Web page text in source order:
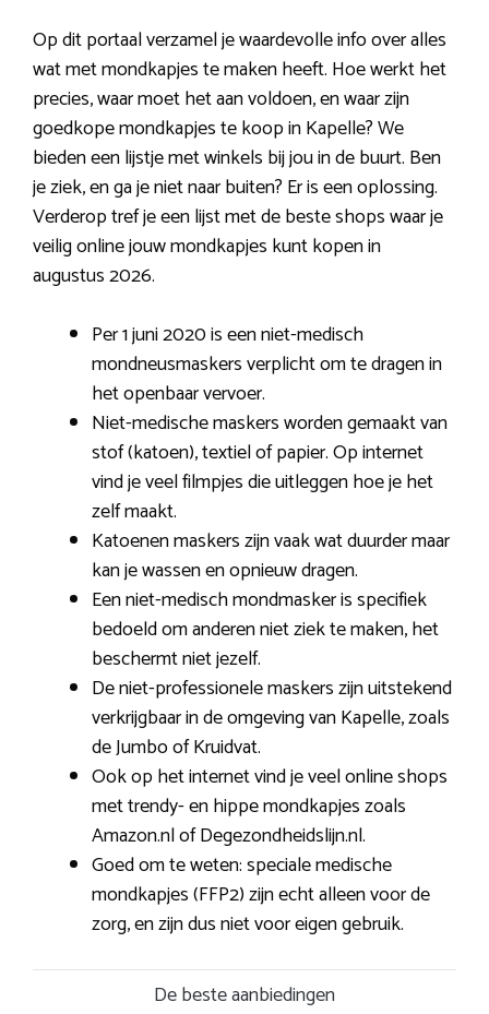
Op dit portaal verzamel je waardevolle info over alles
wat met mondkapjes te maken heeft. Hoe werkt het
precies, waar moet het aan voldoen, en waar zijn
goedkope mondkapjes te koop in Kapelle? We
bieden een lijstje met winkels bij jou in de buurt. Ben
je ziek, en ga je niet naar buiten? Er is een oplossing.
Verderop tref je een lijst met de beste shops waar je
veilig online jouw mondkapjes kunt kopen in
augustus 2026.
Per 1 juni 2020 is een niet-medisch
mondneusmaskers verplicht om te dragen in
het openbaar vervoer.
Niet-medische maskers worden gemaakt van
stof (katoen), textiel of papier. Op internet
vind je veel filmpjes die uitleggen hoe je het
zelf maakt.
Katoenen maskers zijn vaak wat duurder maar
kan je wassen en opnieuw dragen.
Een niet-medisch mondmasker is specifiek
bedoeld om anderen niet ziek te maken, het
beschermt niet jezelf.
De niet-professionele maskers zijn uitstekend
verkrijgbaar in de omgeving van Kapelle, zoals
de Jumbo of Kruidvat.
Ook op het internet vind je veel online shops
met trendy- en hippe mondkapjes zoals
Amazon.nl of Degezondheidslijn.nl.
Goed om te weten: speciale medische
mondkapjes (FFP2) zijn echt alleen voor de
zorg, en zijn dus niet voor eigen gebruik.
De beste aanbiedingen